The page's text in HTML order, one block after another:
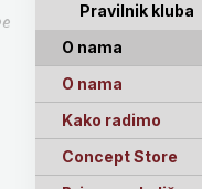
Pravilnik kluba
O nama
O nama
Kako radimo
Concept Store